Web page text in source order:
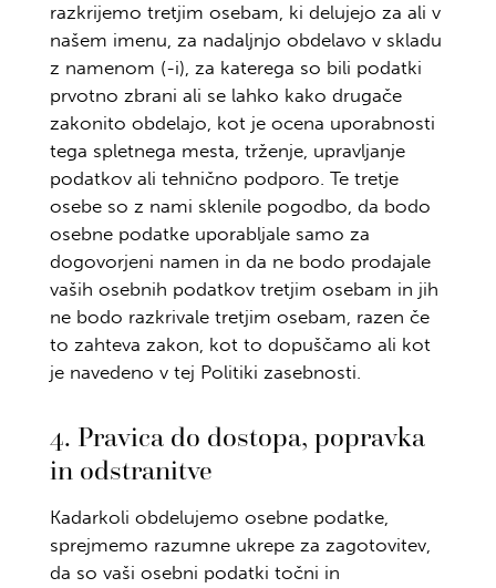
razkrijemo tretjim osebam, ki delujejo za ali v
našem imenu, za nadaljnjo obdelavo v skladu
z namenom (-i), za katerega so bili podatki
prvotno zbrani ali se lahko kako drugače
zakonito obdelajo, kot je ocena uporabnosti
tega spletnega mesta, trženje, upravljanje
podatkov ali tehnično podporo. Te tretje
osebe so z nami sklenile pogodbo, da bodo
osebne podatke uporabljale samo za
dogovorjeni namen in da ne bodo prodajale
vaših osebnih podatkov tretjim osebam in jih
ne bodo razkrivale tretjim osebam, razen če
to zahteva zakon, kot to dopuščamo ali kot
je navedeno v tej Politiki zasebnosti.
4. Pravica do dostopa, popravka
in odstranitve
Kadarkoli obdelujemo osebne podatke,
sprejmemo razumne ukrepe za zagotovitev,
da so vaši osebni podatki točni in